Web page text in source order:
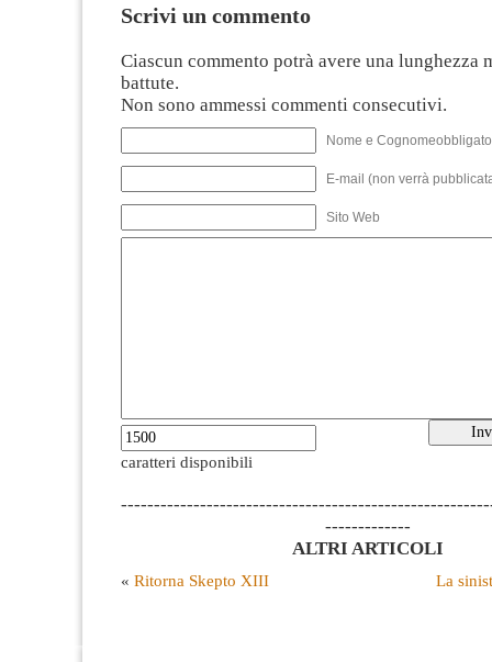
Scrivi un commento
Ciascun commento potrà avere una lunghezza
battute.
Non sono ammessi commenti consecutivi.
Nome e
E-mail (non verrà
Sito Web
caratteri disponibili
-------------
ALTRI ARTICOLI
« Ritorna Skepto XIII La